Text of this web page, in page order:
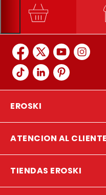
EROSKI
ATENCION AL CLIENTE
TIENDAS EROSKI